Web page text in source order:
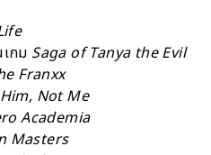
กม Saga of Tanya the Evil
Franxx
Not Me
Academia
Masters